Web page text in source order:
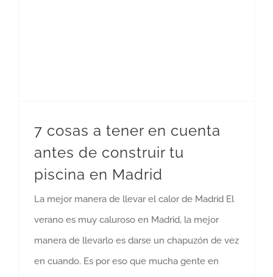
7 cosas a tener en cuenta
antes de construir tu
piscina en Madrid
La mejor manera de llevar el calor de Madrid El
verano es muy caluroso en Madrid, la mejor
manera de llevarlo es darse un chapuzón de vez
en cuando. Es por eso que mucha gente en